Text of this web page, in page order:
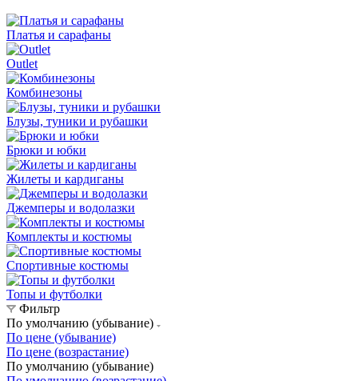
Платья и сарафаны
Outlet
Комбинезоны
Блузы, туники и рубашки
Брюки и юбки
Жилеты и кардиганы
Джемперы и водолазки
Комплекты и костюмы
Спортивные костюмы
Топы и футболки
Фильтр
По умолчанию (убывание)
По цене (убывание)
По цене (возрастание)
По умолчанию (убывание)